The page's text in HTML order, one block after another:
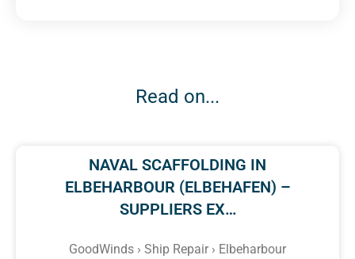
Read on...
NAVAL SCAFFOLDING IN
ELBEHARBOUR (ELBEHAFEN) –
SUPPLIERS EX…
GoodWinds › Ship Repair › Elbeharbour